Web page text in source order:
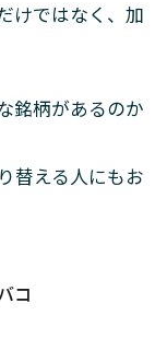
けではなく、加
銘柄があるのか
替える人にもお
コ